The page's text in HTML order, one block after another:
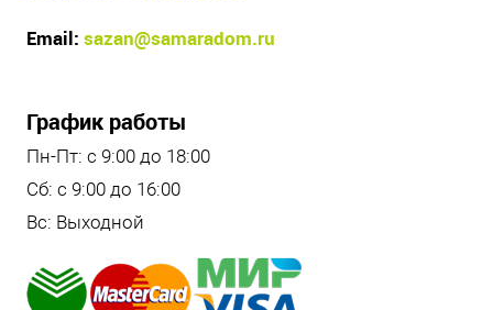
Email: sazan@samaradom.ru
График работы
Пн-Пт: с 9:00 до 18:00
Сб: с 9:00 до 16:00
Вс: Выходной